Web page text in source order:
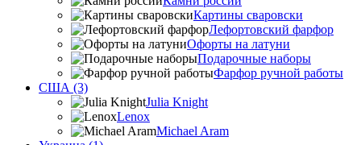
Картины сваровски
Лефортовский фарфор
Офорты на латуни
Подарочные наборы
Фарфор ручной работы
США (3)
Julia Knight
Lenox
Michael Aram